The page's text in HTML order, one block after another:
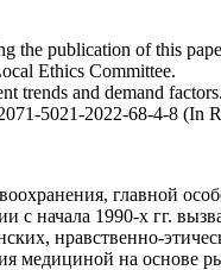
the publication of this
Ethics Committee.
trends and demand factors.
5021-2022-68-4-8 (In
главной
с начала 1990-х гг.
нравственно-
медициной на основе